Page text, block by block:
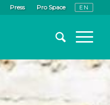
Press Pro Space